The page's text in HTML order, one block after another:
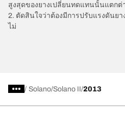
สูงสุดของยางเปลี่ยนทดแทนนั้นแตกต่
2. ตัดสินใจว่าต้องมีการปรับแรงดันย
ไม่
/ Solano Solano II 2013